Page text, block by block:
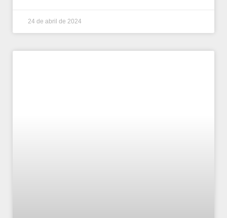
24 de abril de 2024